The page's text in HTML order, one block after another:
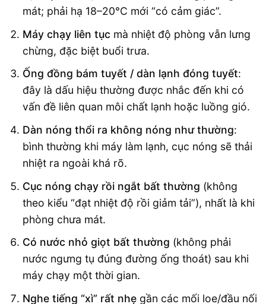
mát; phải hạ 18–20°C mới “có cảm giác”.
Máy chạy liên tục mà nhiệt độ phòng vẫn lưng
chừng, đặc biệt buổi trưa.
Ống đồng bám tuyết / dàn lạnh đóng tuyết:
đây là dấu hiệu thường được nhắc đến khi có
vấn đề liên quan môi chất lạnh hoặc luồng gió.
Dàn nóng thổi ra không nóng như thường:
bình thường khi máy làm lạnh, cục nóng sẽ thải
nhiệt ra ngoài khá rõ.
Cục nóng chạy rồi ngắt bất thường (không
theo kiểu “đạt nhiệt độ rồi giảm tải”), nhất là khi
phòng chưa mát.
Có nước nhỏ giọt bất thường (không phải
nước ngưng tụ đúng đường ống thoát) sau khi
máy chạy một thời gian.
Nghe tiếng “xì” rất nhẹgần các mối loe/đầu nối